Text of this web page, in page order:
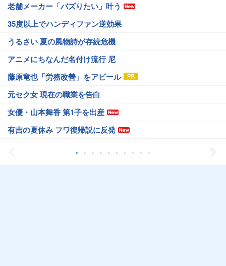
老舗メーカー「バズりたい」叶う
35度以上でハンディファン逆効果
うるさい 夏の風物詩が存続危機
アニメにちなんだ名付け流行 尼
藤原竜也「労務改善」をアピール
元セク女 現在の職業を告白
女優・山本舞香 第1子を出産
有吉の夏休み フワ復帰説に反発